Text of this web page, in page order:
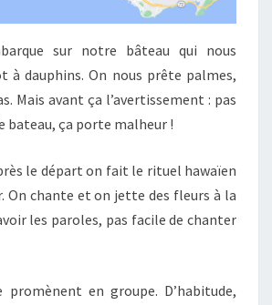
sur notre bâteau qui nous
à dauphins. On nous prête palmes,
Mais avant ça l’avertissement : pas
bateau, ça porte malheur !
le départ on fait le rituel hawaïen
On chante et on jette des fleurs à la
les paroles, pas facile de chanter
promènent en groupe. D’habitude,